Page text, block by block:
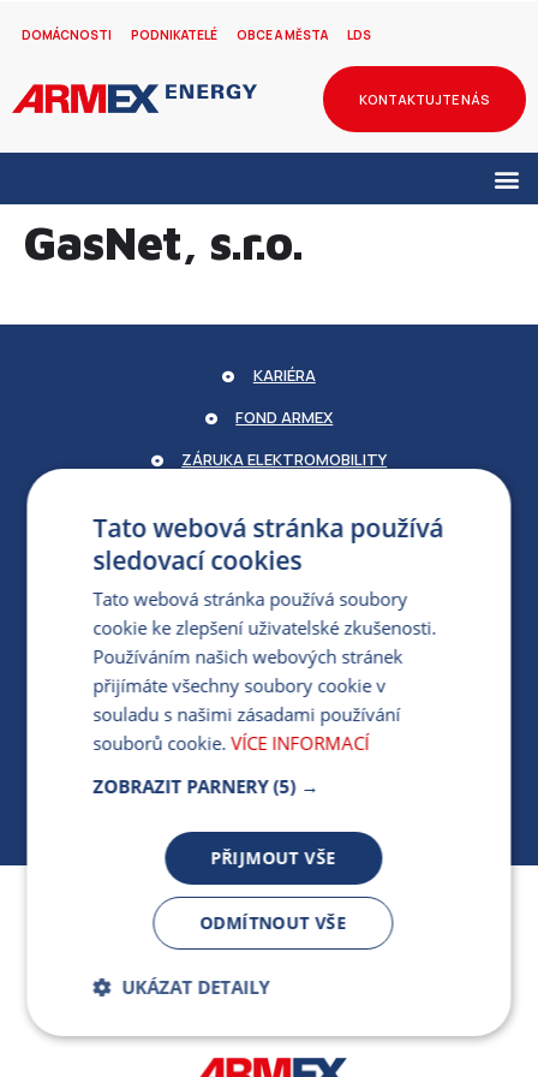
DOMÁCNOSTI PODNIKATELÉ OBCE A MĚSTA LDS
KONTAKTUJTE NÁS
GasNet, s.r.o.
Jsme součástí skupiny ARMEX a členem Asociace
nezávislých dodavatelů energií.
KARIÉRA
FOND ARMEX
ZÁRUKA ELEKTROMOBILITY
PRO MÉDIA
MÁM DOTAZ KE STÁVAJÍCÍ SMLOUVĚ
412 154 154
PO-PÁ 7:30-17:00
Tato webová stránka používá
sledovací cookies
Tato webová stránka používá soubory
cookie ke zlepšení uživatelské zkušenosti.
Používáním našich webových stránek
přijímáte všechny soubory cookie v
souladu s našimi zásadami používání
souborů cookie. VÍCE INFORMACÍ
ZOBRAZIT PARNERY (5) →
PŘIJMOUT VŠE
ODMÍTNOUT VŠE
UKÁZAT DETAILY
Bezpodmínečně
nutné soubory
Výkonnostní